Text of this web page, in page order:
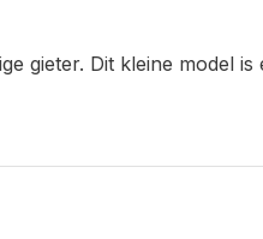
gieter. Dit kleine model is